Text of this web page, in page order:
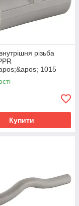
різьба
1015
Купити